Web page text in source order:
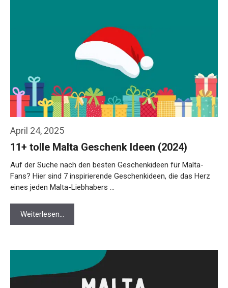
April 24, 2025
11+ tolle Malta Geschenk Ideen (2024)
Auf der Suche nach den besten Geschenkideen für Malta-
Fans? Hier sind 7 inspirierende Geschenkideen, die das Herz
eines jeden Malta-Liebhabers …
Weiterlesen…